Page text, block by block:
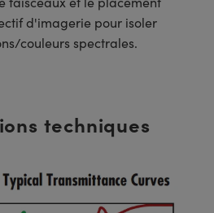
d'imagerie pour isoler
couleurs spectrales.
techniques